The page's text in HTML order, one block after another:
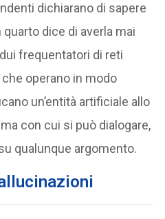
dichiarano di sapere
quarto dice di averla mai
frequentatori di reti
operano in modo
un’entità artificiale allo
con cui si può dialogare,
qualunque argomento.